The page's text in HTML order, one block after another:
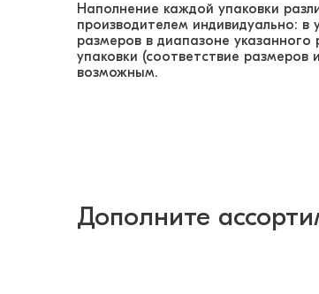
Наполнение каждой упаковки
производителем индивидуально: в
размеров в диапазоне
упаковки (соответствие размеров
возможным.
Дополните